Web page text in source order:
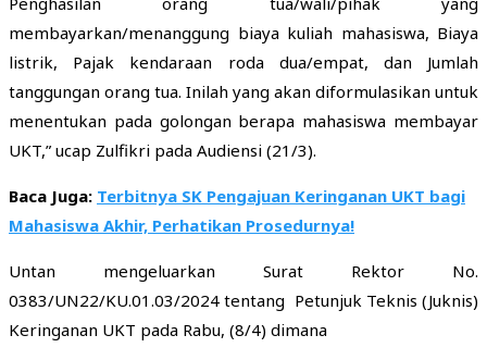
membayarkan/menanggung biaya kuliah mahasiswa, Biaya
listrik, Pajak kendaraan roda dua/empat, dan Jumlah
tanggungan orang tua. Inilah yang akan diformulasikan untuk
menentukan pada golongan berapa mahasiswa membayar
UKT,” ucap Zulfikri pada Audiensi (21/3).
Baca Juga: Terbitnya SK Pengajuan Keringanan UKT bagi
Mahasiswa Akhir, Perhatikan Prosedurnya!
Untan mengeluarkan Surat Rektor No.
0383/UN22/KU.01.03/2024 tentang Petunjuk Teknis (Juknis)
Keringanan UKT pada Rabu, (8/4) dimana